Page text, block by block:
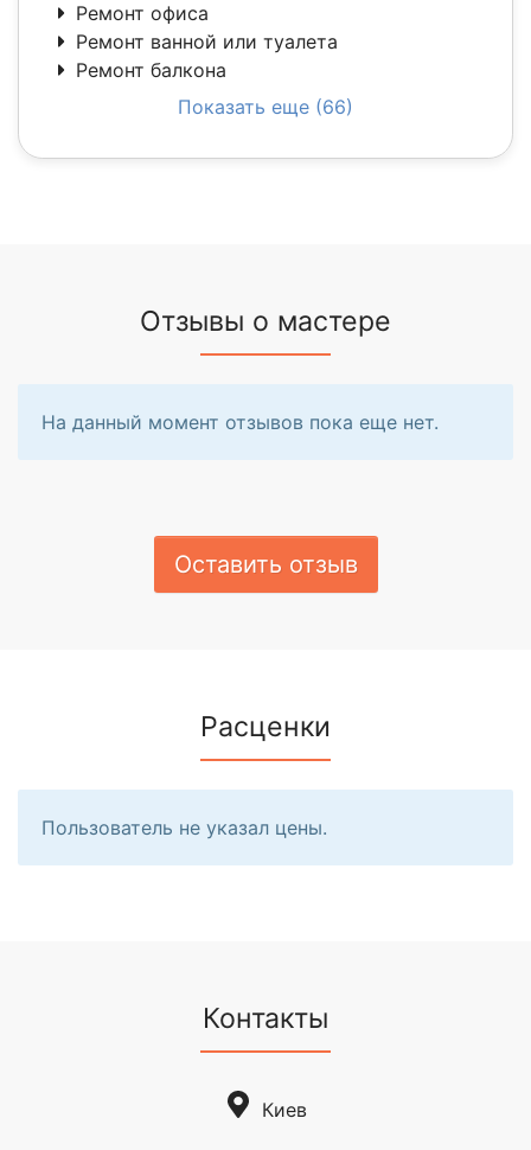
Ремонт офиса
Ремонт ванной или туалета
Ремонт балкона
Показать еще (66)
Отзывы о мастере
На данный момент отзывов пока еще нет.
Оставить отзыв
Расценки
Пользователь не указал цены.
Контакты
Киев